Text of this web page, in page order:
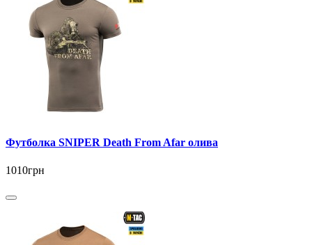
Футболка SNIPER Death From Afar олива
1010грн